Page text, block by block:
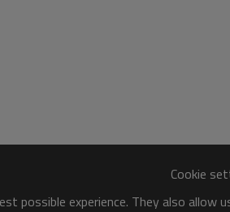
Cookie
possible experience. They also